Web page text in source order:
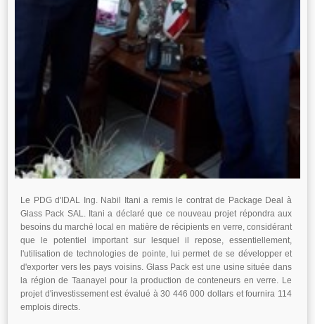
Le PDG d'IDAL Ing. Nabil Itani a remis le contrat de Package Deal à
Glass Pack SAL. Itani a déclaré que ce nouveau projet répondra aux
besoins du marché local en matière de récipients en verre, considérant
que le potentiel important sur lesquel il repose, essentiellement,
l'utilisation de technologies de pointe, lui permet de se développer et
d'exporter vers les pays voisins. Glass Pack est une usine située dans
la région de Taanayel pour la production de conteneurs en verre. Le
projet d'investissement est évalué à 30 446 000 dollars et fournira 114
emplois directs.